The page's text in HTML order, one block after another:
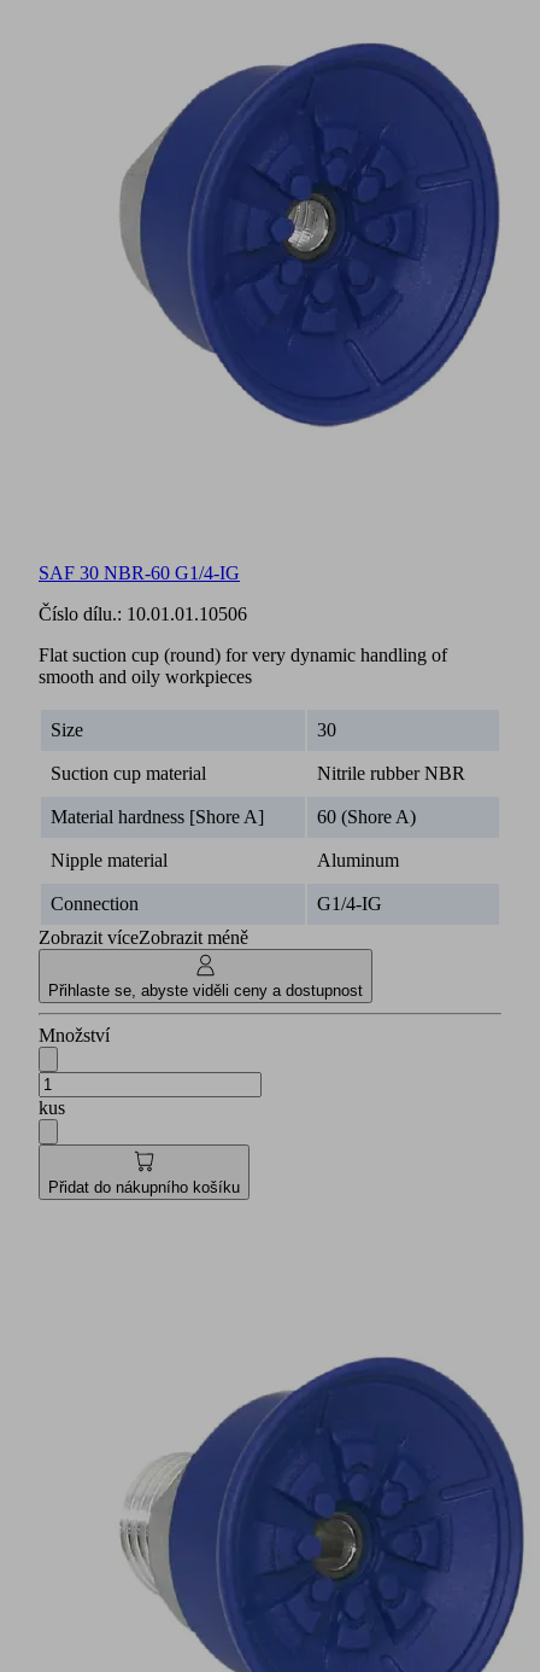
SAF 30 NBR-60 G1/4-IG
Číslo dílu.: 10.01.01.10506
Flat suction cup (round) for very dynamic handling of
smooth and oily workpieces
Size 30
Suction cup material Nitrile rubber NBR
Material hardness [Shore A] 60 (Shore A)
Nipple material Aluminum
Connection
G1/4-IG
Zobrazit víceZobrazit méně
Přihlaste se, abyste viděli ceny a dostupnost
Množství
kus
Přidat do nákupního košíku